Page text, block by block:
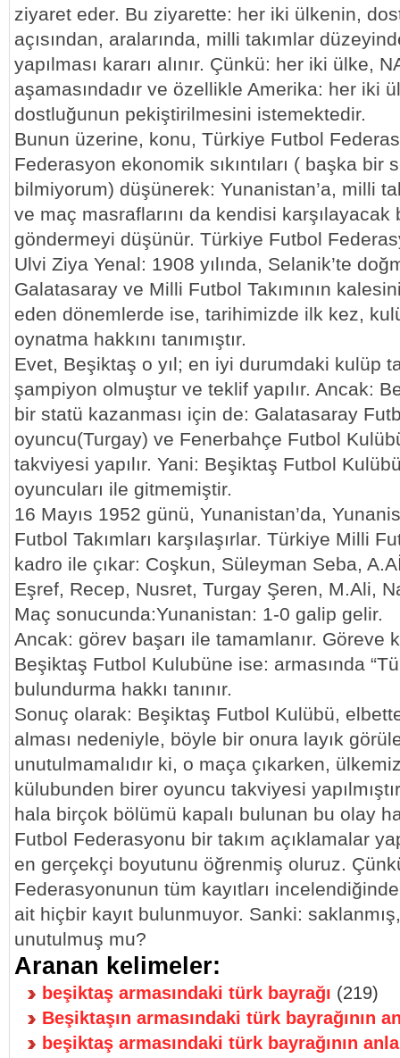
ziyaret eder. Bu ziyarette: her iki ülkenin,
açısından, aralarında, milli takımlar
yapılması kararı alınır. Çünkü: her iki ülke,
aşamasındadır ve özellikle Amerika: her iki
dostluğunun pekiştirilmesini istemektedir.
Bunun üzerine, konu, Türkiye Futbol
Federasyon ekonomik sıkıntıları ( başka bir
bilmiyorum) düşünerek: Yunanistan’a, milli
ve maç masraflarını da kendisi karşılayacak
göndermeyi düşünür. Türkiye Futbol
Ulvi Ziya Yenal: 1908 yılında, Selanik’te
Galatasaray ve Milli Futbol Takımının
eden dönemlerde ise, tarihimizde ilk kez,
oynatma hakkını tanımıştır.
Evet, Beşiktaş o yıl; en iyi durumdaki kulüp
şampiyon olmuştur ve teklif yapılır. Ancak:
bir statü kazanması için de: Galatasaray
oyuncu(Turgay) ve Fenerbahçe Futbol
takviyesi yapılır. Yani: Beşiktaş Futbol
oyuncuları ile gitmemiştir.
16 Mayıs 1952 günü, Yunanistan’da,
Futbol Takımları karşılaşırlar. Türkiye Milli
kadro ile çıkar: Coşkun, Süleyman Seba,
Eşref, Recep, Nusret, Turgay Şeren, M.Ali,
Maç sonucunda:Yunanistan: 1-0 galip gelir.
Ancak: görev başarı ile tamamlanır. Göreve
Beşiktaş Futbol Kulubüne ise: armasında
bulundurma hakkı tanınır.
Sonuç olarak: Beşiktaş Futbol Kulübü,
alması nedeniyle, böyle bir onura layık
unutulmamalıdır ki, o maça çıkarken,
külubunden birer oyuncu takviyesi
hala birçok bölümü kapalı bulunan bu olay
Futbol Federasyonu bir takım açıklamalar
en gerçekçi boyutunu öğrenmiş oluruz.
Federasyonunun tüm kayıtları
ait hiçbir kayıt bulunmuyor. Sanki:
unutulmuş mu?
Aranan kelimeler:
beşiktaş armasındaki türk bayrağı (219)
Beşiktaşın armasındaki türk bayrağının
beşiktaş armasındaki türk bayrağının